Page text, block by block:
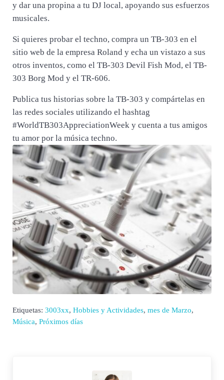
y dar una propina a tu DJ local, apoyando sus esfuerzos
musicales.
Si quieres probar el techno, compra un TB-303 en el
sitio web de la empresa Roland y echa un vistazo a sus
otros inventos, como el TB-303 Devil Fish Mod, el TB-
303 Borg Mod y el TR-606.
Publica tus historias sobre la TB-303 y compártelas en
las redes sociales utilizando el hashtag
#WorldTB303AppreciationWeek y cuenta a tus amigos
tu amor por la música techno.
Etiquetas: 3003xx, Hobbies y Actividades, mes de Marzo,
Música, Próximos días